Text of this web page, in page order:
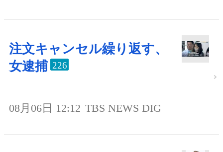
注文キャンセル繰り返す、
女逮捕 226
08月06日 12:12 TBS NEWS DIG